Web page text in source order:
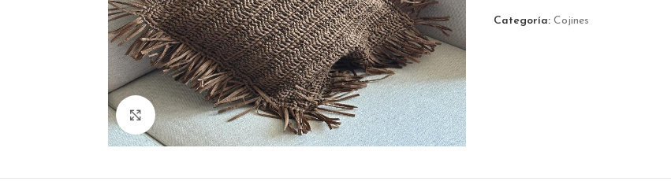
Click to enlarge
Categoría: Cojines